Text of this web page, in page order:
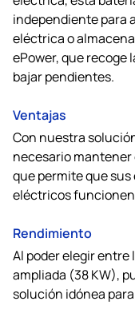
independiente para
eléctrica o
ePower, que recoge
bajar pendientes.
Ventajas
Con nuestra
necesario
que permite que
eléctricos
Rendimiento
Al poder elegir entre
ampliada (38 KW),
solución idónea